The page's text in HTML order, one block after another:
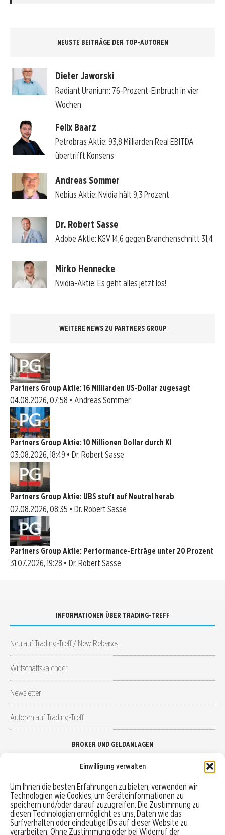
Einwilligung verwalten
Um Ihnen die besten Erfahrungen zu bieten, verwenden wir
Technologien wie Cookies, um Geräteinformationen zu
speichern und/oder darauf zuzugreifen. Die Zustimmung zu
diesen Technologien ermöglicht es uns, Daten wie das
Surfverhalten oder eindeutige IDs auf dieser Website zu
verarbeiten. Ohne Zustimmung oder bei Widerruf der
NEUSTE BEITRÄGE DER TOP-AUTOREN
Dieter Jaworski
Radiant Uranium: 76-Prozent-Einbruch in vier
Wochen
Felix Baarz
Petrobras Aktie: 93,8 Milliarden Real EBITDA
übertrifft Konsens
Andreas Sommer
Nebius Aktie: Nvidia hält 9,3 Prozent
Dr. Robert Sasse
Adobe Aktie: KGV 14,6 gegen Branchenschnitt 31,4
Mirko Hennecke
Nvidia-Aktie: Es geht alles jetzt los!
WEITERE NEWS ZU PARTNERS GROUP
Partners Group Aktie: 16 Milliarden US-Dollar zugesagt
04.08.2026, 07:58 • Andreas Sommer
Partners Group Aktie: 10 Millionen Dollar durch KI
03.08.2026, 18:49 • Dr. Robert Sasse
Partners Group Aktie: UBS stuft auf Neutral herab
02.08.2026, 08:35 • Dr. Robert Sasse
Partners Group Aktie: Performance-Erträge unter 20 Prozent
31.07.2026, 19:28 • Dr. Robert Sasse
INFORMATIONEN ÜBER TRADING-TREFF
Neu auf Trading-Treff / New Releases
Wirtschaftskalender
Newsletter
Autoren auf Trading-Treff
BROKER UND GELDANLAGEN
Robo-Advisor vergleichen
Depotvergleich